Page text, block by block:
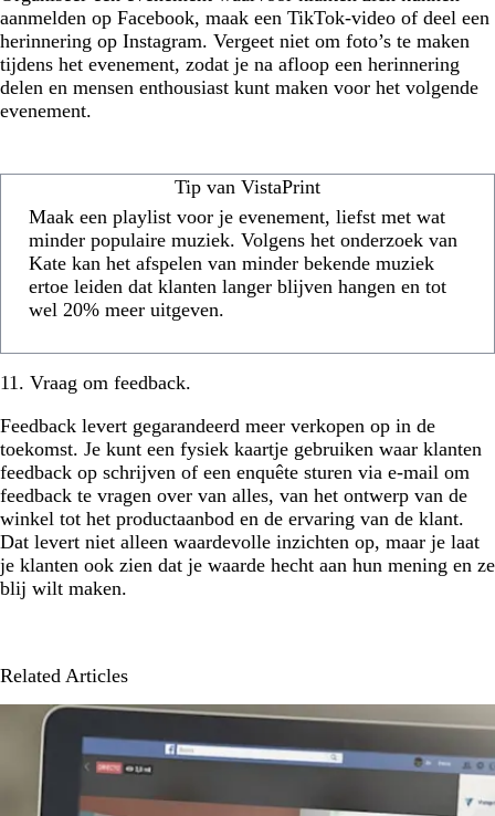
aanmelden op Facebook, maak een TikTok-video of deel een
herinnering op Instagram. Vergeet niet om foto’s te maken
tijdens het evenement, zodat je na afloop een herinnering
delen en mensen enthousiast kunt maken voor het volgende
evenement.
Tip van VistaPrint
Maak een playlist voor je evenement, liefst met wat
minder populaire muziek. Volgens het onderzoek van
Kate kan het afspelen van minder bekende muziek
ertoe leiden dat klanten langer blijven hangen en tot
wel 20% meer uitgeven.
11. Vraag om feedback.
Feedback levert gegarandeerd meer verkopen op in de
toekomst. Je kunt een fysiek kaartje gebruiken waar klanten
feedback op schrijven of een enquête sturen via e-mail om
feedback te vragen over van alles, van het ontwerp van de
winkel tot het productaanbod en de ervaring van de klant.
Dat levert niet alleen waardevolle inzichten op, maar je laat
je klanten ook zien dat je waarde hecht aan hun mening en ze
blij wilt maken.
Related Articles